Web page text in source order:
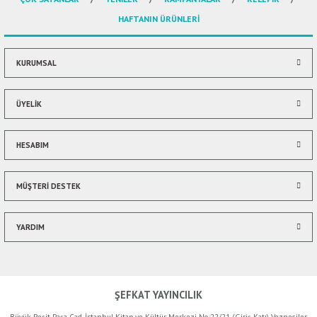
Ürün bilgilerinde hatalar bulunuyor.
Ürün fiyatı diğer sitelerden daha pahalı.
Bu ürüne benzer farklı alternatifler olmalı.
HAFTANIN ÜRÜNLERİ
KURUMSAL
ÜYELİK
HESABIM
MÜŞTERİ DESTEK
YARDIM
ŞEFKAT YAYINCILIK